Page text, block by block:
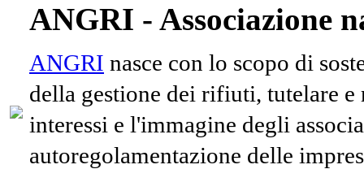
ANGRI - Associazione
ANGRI nasce con lo scopo di
della gestione dei rifiuti, tutelare e
interessi e l'immagine degli
autoregolamentazione delle